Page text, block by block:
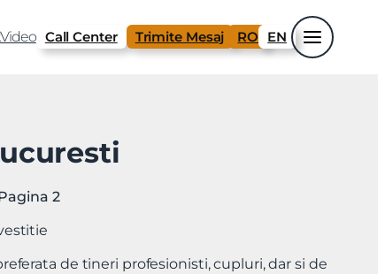
Video Call Center Trimite Mesaj RO EN
2
de tineri profesionisti, cupluri, dar si de